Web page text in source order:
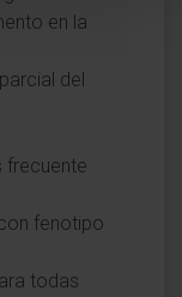
en la
del
frecuente
fenotipo
todas